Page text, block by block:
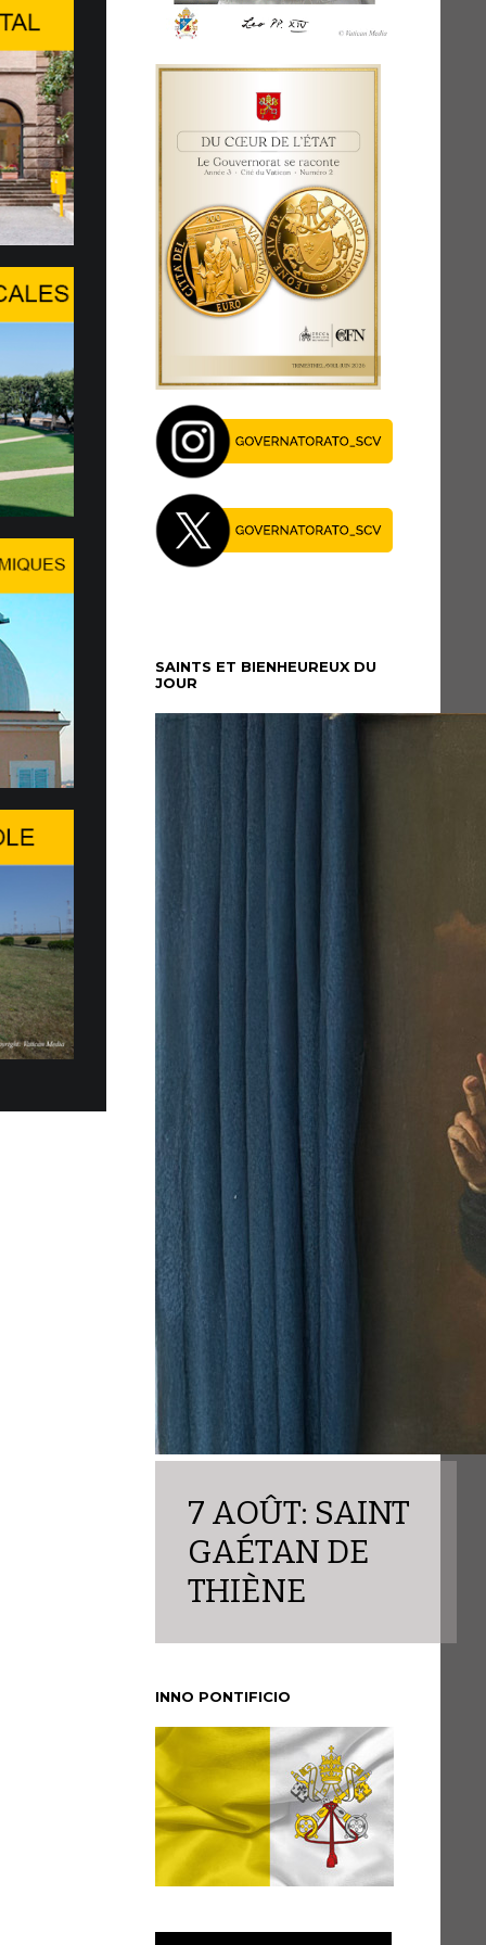
de haut niveau à
DE LA PERSONNE HUMAINE
L’INTELLIGENCE ARTIFICIELLE
du Center Stage du Palexpo, s’est tenue à
midi du...
du Pape au WSIS Forum
FACE À UN TOURNANT
XIV réaffirme la présence du Saint-Siège,
au dialogue, en particulier en
Juillet le Pape Léon XIV…
midi du dimanche 5 juillet, le Pape Léon XIV
Palais apostolique de Castel Gandolfo, où il
de repos...
à Genève du WSIS Forum
du WSIS Forum s’ouvre aujourd’hui à
de remise de 20 Fiat
MOBILITÉ PLUS DURABLE
électriques Fiat Topolino ont été
remis au Gouvernorat de l’État de la Cité du
SAINTS ET BIENHEUREUX DU
JOUR
7 AOÛT: SAINT
GAÉTAN DE
THIÈNE
INNO PONTIFICIO